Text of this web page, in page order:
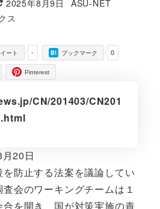
新日
2025年8月9日
著
ASU-NET
ス
-
ート 0
ブックマーク
Pinterest
CN/201403/CN201
20日
防止する法案を議論してい
会のワーキングチームは１
合を開き、国が対策実施の責